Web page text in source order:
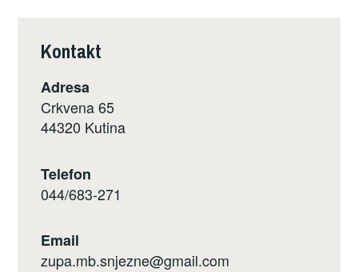
Kontakt
Adresa
Crkvena 65
44320 Kutina
Telefon
044/683-271
Email
zupa.mb.snjezne@gmail.com